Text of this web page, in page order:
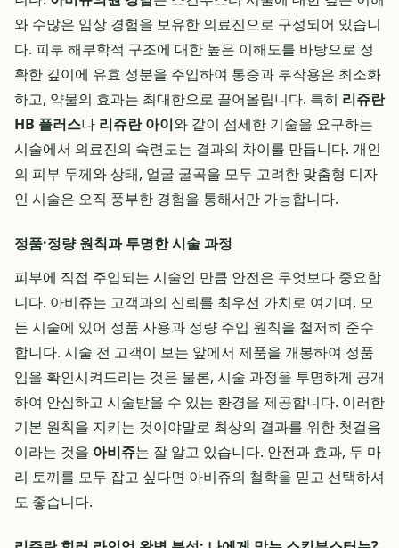
와 수많은 임상 경험을 보유한 의료진으로 구성되어 있습니
다. 피부 해부학적 구조에 대한 높은 이해도를 바탕으로 정
확한 깊이에 유효 성분을 주입하여 통증과 부작용은 최소화
하고, 약물의 효과는 최대한으로 끌어올립니다. 특히 리쥬란
HB 플러스나 리쥬란 아이와 같이 섬세한 기술을 요구하는
시술에서 의료진의 숙련도는 결과의 차이를 만듭니다. 개인
의 피부 두께와 상태, 얼굴 굴곡을 모두 고려한 맞춤형 디자
인 시술은 오직 풍부한 경험을 통해서만 가능합니다.
정품·정량 원칙과 투명한 시술 과정
피부에 직접 주입되는 시술인 만큼 안전은 무엇보다 중요합
니다. 아비쥬는 고객과의 신뢰를 최우선 가치로 여기며, 모
든 시술에 있어 정품 사용과 정량 주입 원칙을 철저히 준수
합니다. 시술 전 고객이 보는 앞에서 제품을 개봉하여 정품
임을 확인시켜드리는 것은 물론, 시술 과정을 투명하게 공개
하여 안심하고 시술받을 수 있는 환경을 제공합니다. 이러한
기본 원칙을 지키는 것이야말로 최상의 결과를 위한 첫걸음
이라는 것을 아비쥬는 잘 알고 있습니다. 안전과 효과, 두 마
리 토끼를 모두 잡고 싶다면 아비쥬의 철학을 믿고 선택하셔
도 좋습니다.